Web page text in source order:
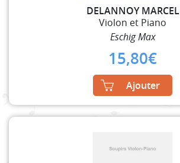
DELANNOY MARCEL
Violon et Piano
Eschig Max
15,80€
Ajouter